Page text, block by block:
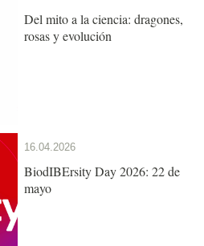
Del mito a la ciencia: dragones,
rosas y evolución
16.04.2026
BiodIBErsity Day 2026: 22 de
mayo